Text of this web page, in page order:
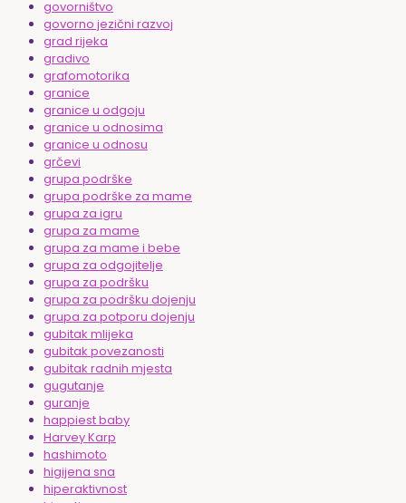
govorništvo
govorno jezični razvoj
grad rijeka
gradivo
grafomotorika
granice
granice u odgoju
granice u odnosima
granice u odnosu
grčevi
grupa podrške
grupa podrške za mame
grupa za igru
grupa za mame
grupa za mame i bebe
grupa za odgojitelje
grupa za podršku
grupa za podršku dojenju
grupa za potporu dojenju
gubitak mlijeka
gubitak povezanosti
gubitak radnih mjesta
gugutanje
guranje
happiest baby
Harvey Karp
hashimoto
higijena sna
hiperaktivnost